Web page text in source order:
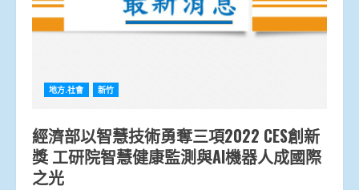
地方.社會 新竹
經濟部以智慧技術勇奪三項2022 CES創新
獎 工研院智慧健康監測與AI機器人成國際
之光